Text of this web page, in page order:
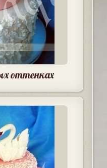
оттенках